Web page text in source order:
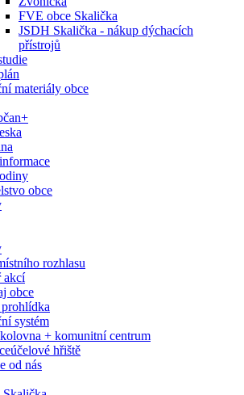
FVE obce Skalička
JSDH Skalička - nákup dýchacích
přístrojů
materiály obce
obce
rozhlasu
akcí
obce
systém
+ komunitní centrum
hřiště
od nás